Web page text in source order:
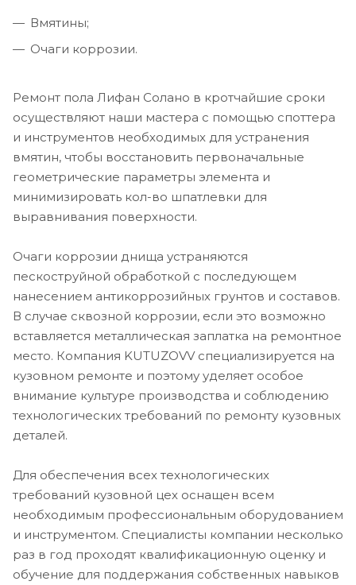
Вмятины;
Очаги коррозии.
Ремонт пола Лифан Солано в кротчайшие сроки
осуществляют наши мастера с помощью споттера
и инструментов необходимых для устранения
вмятин, чтобы восстановить первоначальные
геометрические параметры элемента и
минимизировать кол-во шпатлевки для
выравнивания поверхности.
Очаги коррозии днища устраняются
пескоструйной обработкой с последующем
нанесением антикоррозийных грунтов и составов.
В случае сквозной коррозии, если это возможно
вставляется металлическая заплатка на ремонтное
место. Компания KUTUZOVV специализируется на
кузовном ремонте и поэтому уделяет особое
внимание культуре производства и соблюдению
технологических требований по ремонту кузовных
деталей.
Для обеспечения всех технологических
требований кузовной цех оснащен всем
необходимым профессиональным оборудованием
и инструментом. Специалисты компании несколько
раз в год проходят квалификационную оценку и
обучение для поддержания собственных навыков